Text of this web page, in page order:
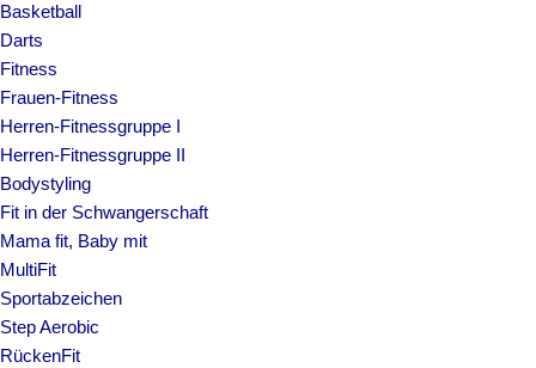
Basketball
Darts
Fitness
Frauen-Fitness
Herren-Fitnessgruppe I
Herren-Fitnessgruppe II
Bodystyling
Fit in der Schwangerschaft
Mama fit, Baby mit
MultiFit
Sportabzeichen
Step Aerobic
RückenFit